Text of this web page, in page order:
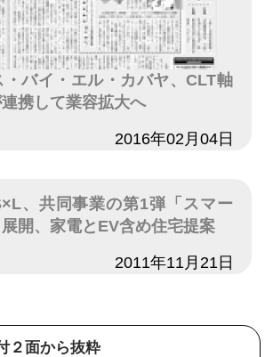
バイ・エル・カバヤ、CLT軸
携して業容拡大へ
2016年02月04日
、共同事業の第1弾「スマー
展開、家電とEV含め住宅提案
2011年11月21日
２面から抜粋